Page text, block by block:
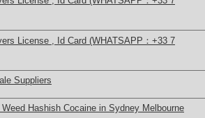
License , Id Card (WHATSAPP：+33 7
Suppliers
Hashish Cocaine in Sydney Melbourne